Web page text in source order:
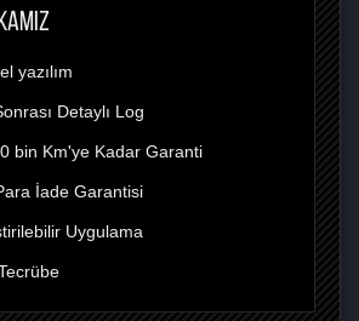
yazılım
Detaylı Log
bin Km'ye Kadar Garanti
İade Garantisi
Uygulama